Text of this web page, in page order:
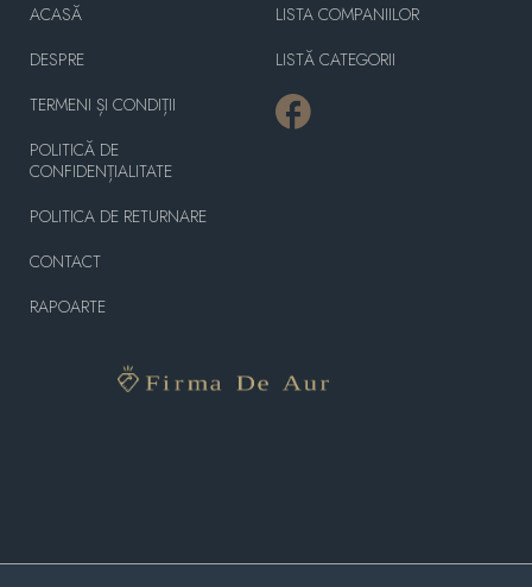
ACASĂ
DESPRE
TERMENI ȘI CONDIȚII
POLITICĂ DE
CONFIDENȚIALITATE
POLITICA DE RETURNARE
CONTACT
RAPOARTE
LISTA COMPANIILOR
LISTĂ CATEGORII